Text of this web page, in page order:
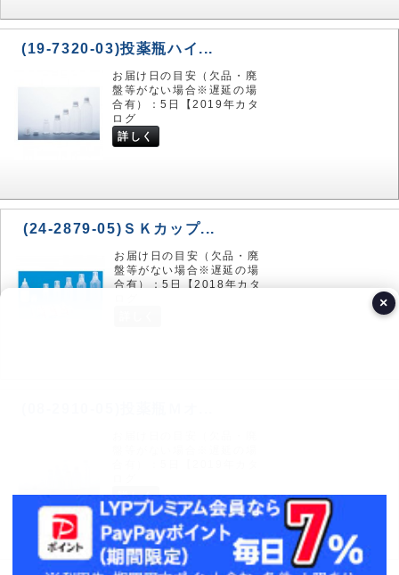
(19-7320-03)投薬瓶ハイ...
お届け日の目安（欠品・廃
盤等がない場合※遅延の場
合有）：5日【2019年カタ
ログ
詳しく
(24-2879-05)ＳＫカップ...
お届け日の目安（欠品・廃
盤等がない場合※遅延の場
合有）：5日【2018年カタ
詳しく
×